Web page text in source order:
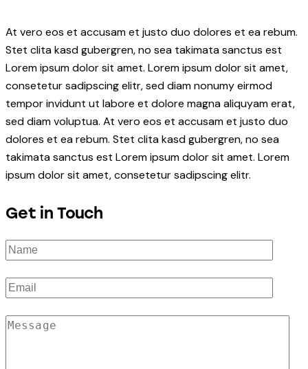
At vero eos et accusam et justo duo dolores et ea rebum.
Stet clita kasd gubergren, no sea takimata sanctus est
Lorem ipsum dolor sit amet. Lorem ipsum dolor sit amet,
consetetur sadipscing elitr, sed diam nonumy eirmod
tempor invidunt ut labore et dolore magna aliquyam erat,
sed diam voluptua. At vero eos et accusam et justo duo
dolores et ea rebum. Stet clita kasd gubergren, no sea
takimata sanctus est Lorem ipsum dolor sit amet. Lorem
ipsum dolor sit amet, consetetur sadipscing elitr.
Get in Touch